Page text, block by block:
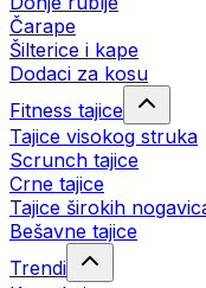
Čarape
Šilterice i kape
Dodaci za kosu
Fitness tajice
Tajice visokog struka
Scrunch tajice
Crne tajice
Tajice širokih
Bešavne tajice
Trendi